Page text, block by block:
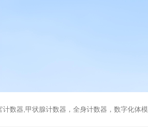
计数器,甲状腺计数器，全身计数器，数字化体模